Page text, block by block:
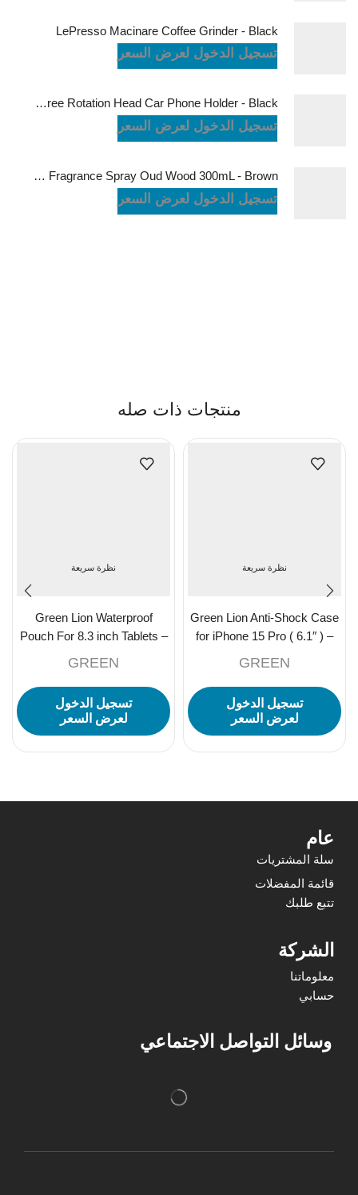
LePresso Macinare Coffee Grinder - Black
تسجيل الدخول لعرض السعر
Powerology Logan Magsafe 360 Degree Rotation Head Car Phone Holder - Black
تسجيل الدخول لعرض السعر
Green Lion Fragrance Spray Oud Wood 300mL - Brown
تسجيل الدخول لعرض السعر
منتجات ذات صله
نظرة سريعة
Green Lion Anti-Shock Case
for iPhone 15 Pro ( 6.1″ ) –
GREEN
تسجيل الدخول
لعرض السعر
نظرة سريعة
Green Lion Waterproof
Pouch For 8.3 inch Tablets –
GREEN
تسجيل الدخول
لعرض السعر
عام
سلة المشتريات
قائمة المفضلات
تتبع طلبك
الشركة
معلوماتنا
حسابي
وسائل التواصل الاجتماعي